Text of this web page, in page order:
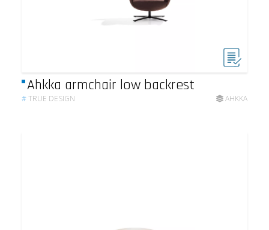
Ahkka armchair low backrest
#TRUE DESIGN AHKKA